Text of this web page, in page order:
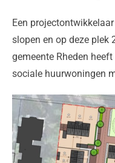
Een
slopen en op deze plek
gemeente Rheden
sociale huurwoningen